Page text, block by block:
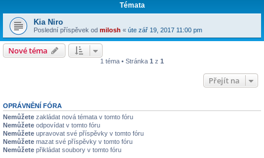
Témata
Kia Niro
Poslední příspěvek od milosh « úte zář 19, 2017 11:00 pm
Nové téma
1 téma • Stránka 1 z 1
Přejít na
OPRÁVNĚNÍ FÓRA
Nemůžete zakládat nová témata v tomto fóru
Nemůžete odpovídat v tomto fóru
Nemůžete upravovat své příspěvky v tomto fóru
Nemůžete mazat své příspěvky v tomto fóru
Nemůžete přikládat soubory v tomto fóru